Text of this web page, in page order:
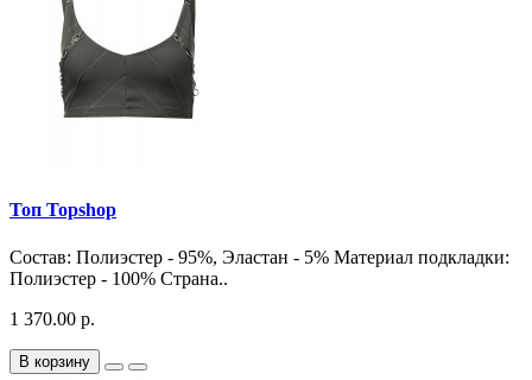
Топ Topshop
Состав: Полиэстер - 95%, Эластан - 5% Материал подкладки:
Полиэстер - 100% Страна..
1 370.00 р.
В корзину